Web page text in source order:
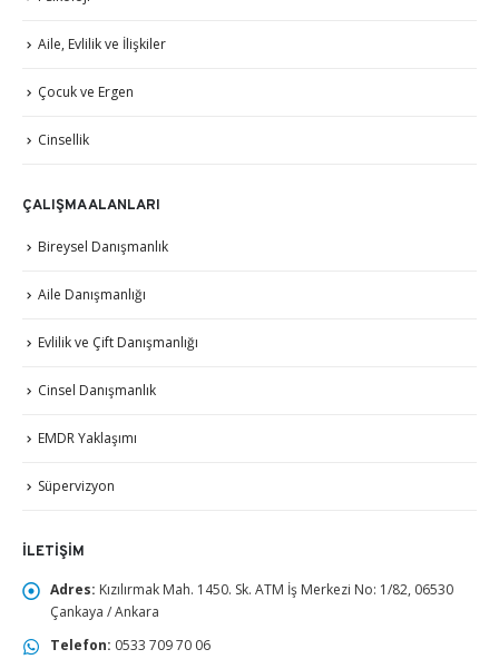
Aile, Evlilik ve İlişkiler
Çocuk ve Ergen
Cinsellik
ÇALIŞMA ALANLARI
Bireysel Danışmanlık
Aile Danışmanlığı
Evlilik ve Çift Danışmanlığı
Cinsel Danışmanlık
EMDR Yaklaşımı
Süpervizyon
İLETIŞIM
Adres: Kızılırmak Mah. 1450. Sk. ATM İş Merkezi No: 1/82, 06530
Çankaya / Ankara
Telefon: 0533 709 70 06